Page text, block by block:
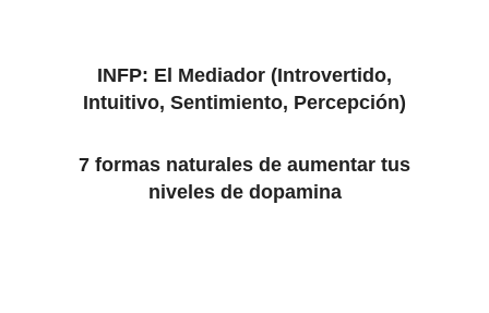
INFP: El Mediador (Introvertido,
Intuitivo, Sentimiento, Percepción)
7 formas naturales de aumentar tus
niveles de dopamina